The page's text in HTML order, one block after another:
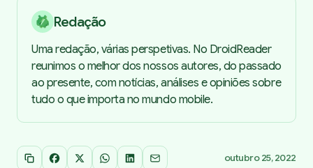
Redação
Uma redação, várias perspetivas. No DroidReader
reunimos o melhor dos nossos autores, do passado
ao presente, com notícias, análises e opiniões sobre
tudo o que importa no mundo mobile.
Copiar link
Facebook
X WhatsApp
LinkedInEmail outubro 25, 2022